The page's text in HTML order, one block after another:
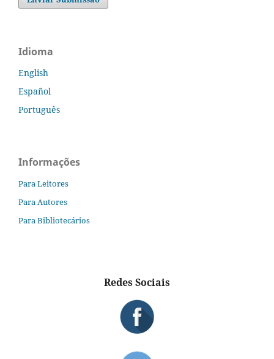
Idioma
English
Español
Português
Informações
Para Leitores
Para Autores
Para Bibliotecários
Redes Sociais